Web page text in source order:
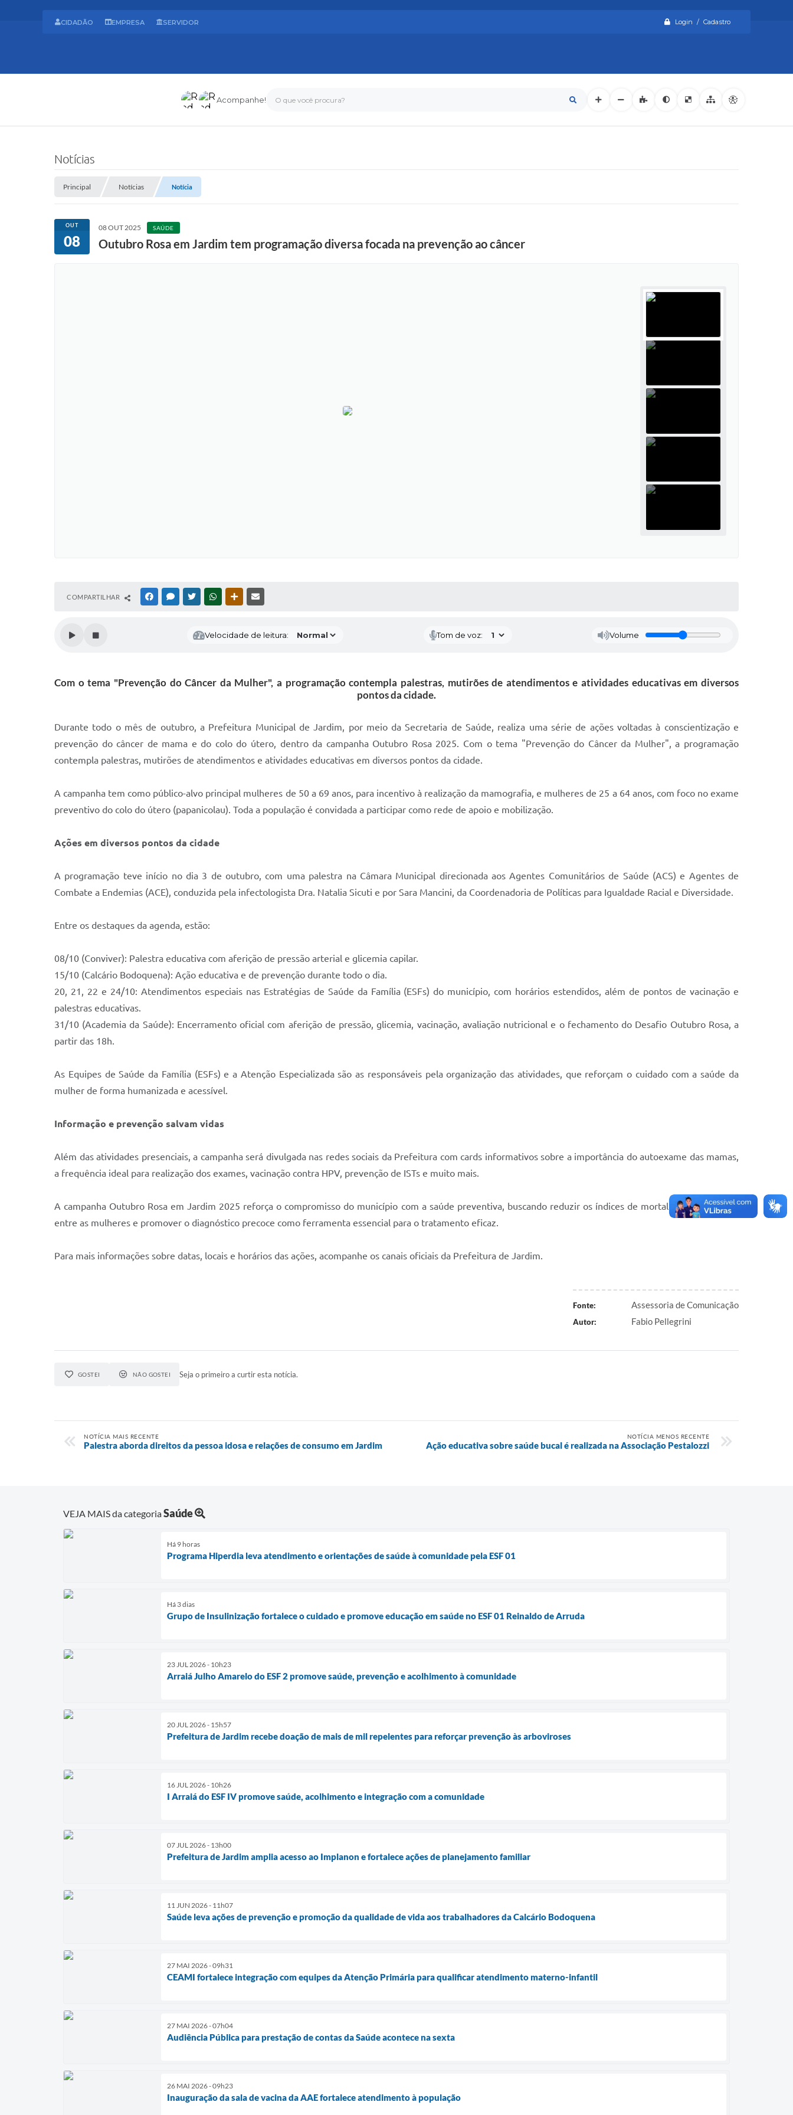
Login / Cadastro
O que você procura?
Acompanhe!
CIDADÃO EMPRESA SERVIDOR
Notícias
Principal Notícias Notícia
OUT
08
08 OUT 2025 SAÚDE
Outubro Rosa em Jardim tem programação diversa focada na prevenção ao câncer
COMPARTILHAR FACEBOOKMESSENGER
TWITTERWHATSAPPOUTRAS MÍDIAS
Velocidade de leitura: Tom de voz: Volume
Com o tema "Prevenção do Câncer da Mulher", a programação contempla palestras, mutirões de atendimentos e atividades educativas em diversos
pontos da cidade.
Durante todo o mês de outubro, a Prefeitura Municipal de Jardim, por meio da Secretaria de Saúde, realiza uma série de ações voltadas à conscientização e
prevenção do câncer de mama e do colo do útero, dentro da campanha Outubro Rosa 2025. Com o tema "Prevenção do Câncer da Mulher", a programação
contempla palestras, mutirões de atendimentos e atividades educativas em diversos pontos da cidade.
A campanha tem como público-alvo principal mulheres de 50 a 69 anos, para incentivo à realização da mamografia, e mulheres de 25 a 64 anos, com foco no exame
preventivo do colo do útero (papanicolau). Toda a população é convidada a participar como rede de apoio e mobilização.
Ações em diversos pontos da cidade
A programação teve início no dia 3 de outubro, com uma palestra na Câmara Municipal direcionada aos Agentes Comunitários de Saúde (ACS) e Agentes de
Combate a Endemias (ACE), conduzida pela infectologista Dra. Natalia Sicuti e por Sara Mancini, da Coordenadoria de Políticas para Igualdade Racial e Diversidade.
Entre os destaques da agenda, estão:
08/10 (Conviver): Palestra educativa com aferição de pressão arterial e glicemia capilar.
15/10 (Calcário Bodoquena): Ação educativa e de prevenção durante todo o dia.
20, 21, 22 e 24/10: Atendimentos especiais nas Estratégias de Saúde da Família (ESFs) do município, com horários estendidos, além de pontos de vacinação e
palestras educativas.
31/10 (Academia da Saúde): Encerramento oficial com aferição de pressão, glicemia, vacinação, avaliação nutricional e o fechamento do Desafio Outubro Rosa, a
partir das 18h.
As Equipes de Saúde da Família (ESFs) e a Atenção Especializada são as responsáveis pela organização das atividades, que reforçam o cuidado com a saúde da
mulher de forma humanizada e acessível.
Informação e prevenção salvam vidas
Além das atividades presenciais, a campanha será divulgada nas redes sociais da Prefeitura com cards informativos sobre a importância do autoexame das mamas,
a frequência ideal para realização dos exames, vacinação contra HPV, prevenção de ISTs e muito mais.
A campanha Outubro Rosa em Jardim 2025 reforça o compromisso do município com a saúde preventiva, buscando reduzir os índices de mortalidade por câncer
entre as mulheres e promover o diagnóstico precoce como ferramenta essencial para o tratamento eficaz.
Para mais informações sobre datas, locais e horários das ações, acompanhe os canais oficiais da Prefeitura de Jardim.
Fonte: Assessoria de Comunicação
Autor: Fabio Pellegrini
GOSTEI NÃO GOSTEI Seja o primeiro a curtir esta notícia.
NOTÍCIA MAIS RECENTE
Palestra aborda direitos da pessoa idosa e relações de consumo em Jardim
NOTÍCIA MENOS RECENTE
Ação educativa sobre saúde bucal é realizada na Associação Pestalozzi
VEJA MAIS da categoriaSaúde
Há 9 horas
Programa Hiperdia leva atendimento e orientações de saúde à comunidade pela ESF 01
Há 3 dias
Grupo de Insulinização fortalece o cuidado e promove educação em saúde no ESF 01 Reinaldo de Arruda
23 JUL 2026 - 10h23
Arraiá Julho Amarelo do ESF 2 promove saúde, prevenção e acolhimento à comunidade
20 JUL 2026 - 15h57
Prefeitura de Jardim recebe doação de mais de mil repelentes para reforçar prevenção às arboviroses
16 JUL 2026 - 10h26
I Arraiá do ESF IV promove saúde, acolhimento e integração com a comunidade
07 JUL 2026 - 13h00
Prefeitura de Jardim amplia acesso ao Implanon e fortalece ações de planejamento familiar
11 JUN 2026 - 11h07
Saúde leva ações de prevenção e promoção da qualidade de vida aos trabalhadores da Calcário Bodoquena
27 MAI 2026 - 09h31
CEAMI fortalece integração com equipes da Atenção Primária para qualificar atendimento materno-infantil
27 MAI 2026 - 07h04
Audiência Pública para prestação de contas da Saúde acontece na sexta
26 MAI 2026 - 09h23
Inauguração da sala de vacina da AAE fortalece atendimento à população